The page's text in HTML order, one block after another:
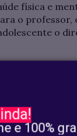
e 100%
física e
o
o